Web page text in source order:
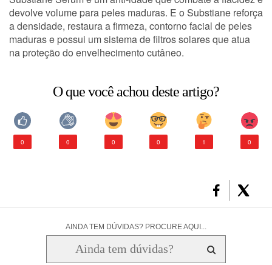
DERMACLUB
CONSULTORIA DE PRODUTOS LA ROCHE-POSAY
devolve volume para peles maduras. E o Substiane reforça
a densidade, restaura a firmeza, contorno facial de peles
maduras e possui um sistema de filtros solares que atua
na proteção do envelhecimento cutâneo.
O que você achou deste artigo?
0 0 0 0 1 0
AINDA TEM DÚVIDAS? PROCURE AQUI...